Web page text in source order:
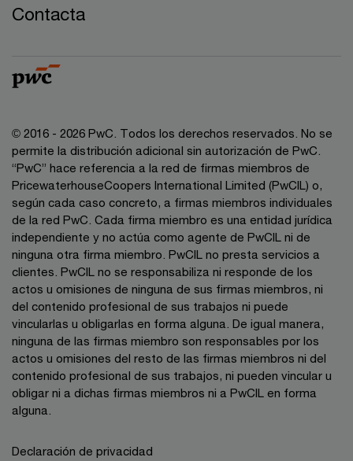
Contacta
© 2016 - 2026 PwC. Todos los derechos reservados. No se
permite la distribución adicional sin autorización de PwC.
“PwC” hace referencia a la red de firmas miembros de
PricewaterhouseCoopers International Limited (PwCIL) o,
según cada caso concreto, a firmas miembros individuales
de la red PwC. Cada firma miembro es una entidad jurídica
independiente y no actúa como agente de PwCIL ni de
ninguna otra firma miembro. PwCIL no presta servicios a
clientes. PwCIL no se responsabiliza ni responde de los
actos u omisiones de ninguna de sus firmas miembros, ni
del contenido profesional de sus trabajos ni puede
vincularlas u obligarlas en forma alguna. De igual manera,
ninguna de las firmas miembro son responsables por los
actos u omisiones del resto de las firmas miembros ni del
contenido profesional de sus trabajos, ni pueden vincular u
obligar ni a dichas firmas miembros ni a PwCIL en forma
alguna.
Declaración de privacidad